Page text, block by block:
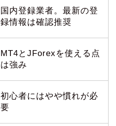
国内登録業者。最新の登
録情報は確認推奨
MT4とJForexを使える点
は強み
初心者にはやや慣れが必
要